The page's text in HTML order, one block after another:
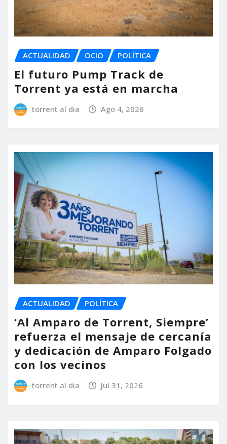
ACTUALIDAD OCIO POLÍTICA
El futuro Pump Track de
Torrent ya está en marcha
torrent al dia Ago 4, 2026
ACTUALIDAD POLÍTICA
‘Al Amparo de Torrent, Siempre’
refuerza el mensaje de cercanía
y dedicación de Amparo Folgado
con los vecinos
torrent al dia Jul 31, 2026